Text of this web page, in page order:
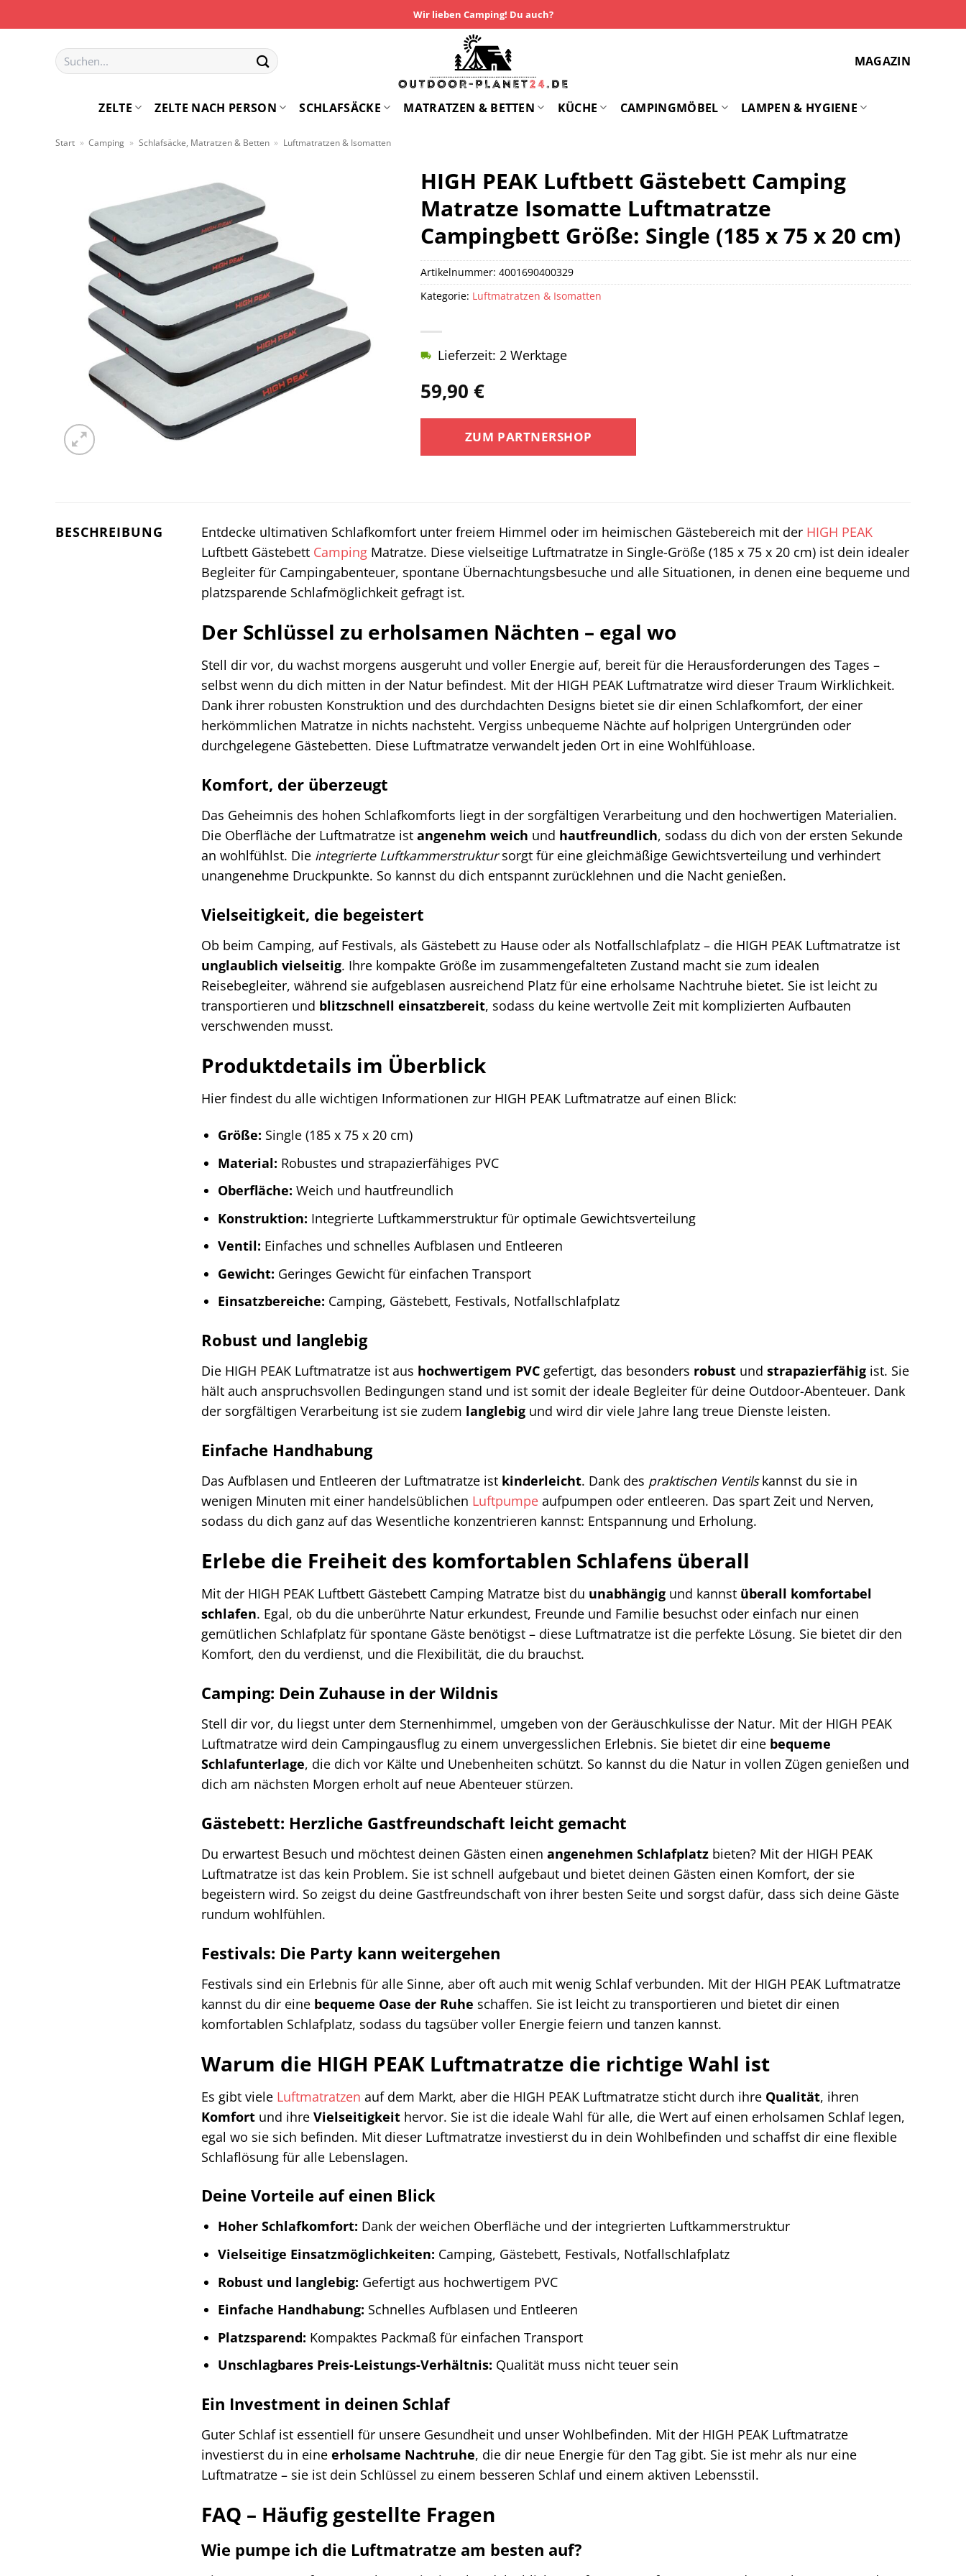
Inhalt
Wir lieben Camping! Du auch?
Suchen
nach:
MAGAZIN
ZELTE ZELTE NACH PERSON SCHLAFSÄCKE MATRATZEN & BETTEN KÜCHE CAMPINGMÖBEL LAMPEN & HYGIENE
Start » Camping » Schlafsäcke, Matratzen & Betten » Luftmatratzen & Isomatten
HIGH PEAK Luftbett Gästebett Camping
Matratze Isomatte Luftmatratze
Campingbett Größe: Single (185 x 75 x 20 cm)
59,90€
Lieferzeit: 2 Werktage
ZUM PARTNERSHOP
Artikelnummer:4001690400329
Kategorie: Luftmatratzen & Isomatten
BESCHREIBUNG Entdecke ultimativen Schlafkomfort unter freiem Himmel oder im heimischen Gästebereich mit der HIGH PEAK
Luftbett Gästebett Camping Matratze. Diese vielseitige Luftmatratze in Single-Größe (185 x 75 x 20 cm) ist dein idealer
Begleiter für Campingabenteuer, spontane Übernachtungsbesuche und alle Situationen, in denen eine bequeme und
platzsparende Schlafmöglichkeit gefragt ist.
Der Schlüssel zu erholsamen Nächten – egal wo
Stell dir vor, du wachst morgens ausgeruht und voller Energie auf, bereit für die Herausforderungen des Tages –
selbst wenn du dich mitten in der Natur befindest. Mit der HIGH PEAK Luftmatratze wird dieser Traum Wirklichkeit.
Dank ihrer robusten Konstruktion und des durchdachten Designs bietet sie dir einen Schlafkomfort, der einer
herkömmlichen Matratze in nichts nachsteht. Vergiss unbequeme Nächte auf holprigen Untergründen oder
durchgelegene Gästebetten. Diese Luftmatratze verwandelt jeden Ort in eine Wohlfühloase.
Komfort, der überzeugt
Das Geheimnis des hohen Schlafkomforts liegt in der sorgfältigen Verarbeitung und den hochwertigen Materialien.
Die Oberfläche der Luftmatratze istangenehm weich und hautfreundlich, sodass du dich von der ersten Sekunde
an wohlfühlst. Die integrierte Luftkammerstruktursorgt für eine gleichmäßige Gewichtsverteilung und verhindert
unangenehme Druckpunkte. So kannst du dich entspannt zurücklehnen und die Nacht genießen.
Vielseitigkeit, die begeistert
Ob beim Camping, auf Festivals, als Gästebett zu Hause oder als Notfallschlafplatz – die HIGH PEAK Luftmatratze ist
unglaublich vielseitig. Ihre kompakte Größe im zusammengefalteten Zustand macht sie zum idealen
Reisebegleiter, während sie aufgeblasen ausreichend Platz für eine erholsame Nachtruhe bietet. Sie ist leicht zu
transportieren und blitzschnell einsatzbereit, sodass du keine wertvolle Zeit mit komplizierten Aufbauten
verschwenden musst.
Produktdetails im Überblick
Hier findest du alle wichtigen Informationen zur HIGH PEAK Luftmatratze auf einen Blick:
Größe: Single (185 x 75 x 20 cm)
Material: Robustes und strapazierfähiges PVC
Oberfläche: Weich und hautfreundlich
Konstruktion: Integrierte Luftkammerstruktur für optimale Gewichtsverteilung
Ventil: Einfaches und schnelles Aufblasen und Entleeren
Gewicht: Geringes Gewicht für einfachen Transport
Einsatzbereiche: Camping, Gästebett, Festivals, Notfallschlafplatz
Robust und langlebig
Die HIGH PEAK Luftmatratze ist aus hochwertigem PVC gefertigt, das besonders robust undstrapazierfähig ist. Sie
hält auch anspruchsvollen Bedingungen stand und ist somit der ideale Begleiter für deine Outdoor-Abenteuer. Dank
der sorgfältigen Verarbeitung ist sie zudem langlebig und wird dir viele Jahre lang treue Dienste leisten.
Einfache Handhabung
Das Aufblasen und Entleeren der Luftmatratze ist kinderleicht. Dank des praktischen Ventilskannst du sie in
wenigen Minuten mit einer handelsüblichen Luftpumpe aufpumpen oder entleeren. Das spart Zeit und Nerven,
sodass du dich ganz auf das Wesentliche konzentrieren kannst: Entspannung und Erholung.
Erlebe die Freiheit des komfortablen Schlafens überall
Mit der HIGH PEAK Luftbett Gästebett Camping Matratze bist du unabhängig und kannst überall komfortabel
schlafen. Egal, ob du die unberührte Natur erkundest, Freunde und Familie besuchst oder einfach nur einen
gemütlichen Schlafplatz für spontane Gäste benötigst – diese Luftmatratze ist die perfekte Lösung. Sie bietet dir den
Komfort, den du verdienst, und die Flexibilität, die du brauchst.
Camping: Dein Zuhause in der Wildnis
Stell dir vor, du liegst unter dem Sternenhimmel, umgeben von der Geräuschkulisse der Natur. Mit der HIGH PEAK
Luftmatratze wird dein Campingausflug zu einem unvergesslichen Erlebnis. Sie bietet dir eine bequeme
Schlafunterlage, die dich vor Kälte und Unebenheiten schützt. So kannst du die Natur in vollen Zügen genießen und
dich am nächsten Morgen erholt auf neue Abenteuer stürzen.
Gästebett: Herzliche Gastfreundschaft leicht gemacht
Du erwartest Besuch und möchtest deinen Gästen einenangenehmen Schlafplatz bieten? Mit der HIGH PEAK
Luftmatratze ist das kein Problem. Sie ist schnell aufgebaut und bietet deinen Gästen einen Komfort, der sie
begeistern wird. So zeigst du deine Gastfreundschaft von ihrer besten Seite und sorgst dafür, dass sich deine Gäste
rundum wohlfühlen.
Festivals: Die Party kann weitergehen
Festivals sind ein Erlebnis für alle Sinne, aber oft auch mit wenig Schlaf verbunden. Mit der HIGH PEAK Luftmatratze
kannst du dir eine bequeme Oase der Ruhe schaffen. Sie ist leicht zu transportieren und bietet dir einen
komfortablen Schlafplatz, sodass du tagsüber voller Energie feiern und tanzen kannst.
Warum die HIGH PEAK Luftmatratze die richtige Wahl ist
Es gibt viele Luftmatratzen auf dem Markt, aber die HIGH PEAK Luftmatratze sticht durch ihre Qualität, ihren
Komfort und ihreVielseitigkeit hervor. Sie ist die ideale Wahl für alle, die Wert auf einen erholsamen Schlaf legen,
egal wo sie sich befinden. Mit dieser Luftmatratze investierst du in dein Wohlbefinden und schaffst dir eine flexible
Schlaflösung für alle Lebenslagen.
Deine Vorteile auf einen Blick
Hoher Schlafkomfort: Dank der weichen Oberfläche und der integrierten Luftkammerstruktur
Vielseitige Einsatzmöglichkeiten: Camping, Gästebett, Festivals, Notfallschlafplatz
Robust und langlebig: Gefertigt aus hochwertigem PVC
Einfache Handhabung: Schnelles Aufblasen und Entleeren
Platzsparend: Kompaktes Packmaß für einfachen Transport
Unschlagbares Preis-Leistungs-Verhältnis: Qualität muss nicht teuer sein
Ein Investment in deinen Schlaf
Guter Schlaf ist essentiell für unsere Gesundheit und unser Wohlbefinden. Mit der HIGH PEAK Luftmatratze
investierst du in eineerholsame Nachtruhe, die dir neue Energie für den Tag gibt. Sie ist mehr als nur eine
Luftmatratze – sie ist dein Schlüssel zu einem besseren Schlaf und einem aktiven Lebensstil.
FAQ – Häufig gestellte Fragen
Wie pumpe ich die Luftmatratze am besten auf?